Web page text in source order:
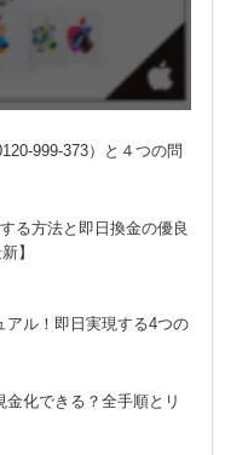
999-373）と４つの問
る方法と即日換金の優良
】
アル！即日実現する4つの
化できる？全手順とリ